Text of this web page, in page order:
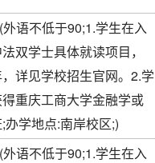
语不低于90;1.学生在入
双学士具体就读项目，
详见学校招生官网。2.学
重庆工商大学金融学或
学地点:南岸校区;)
语不低于90;1.学生在入